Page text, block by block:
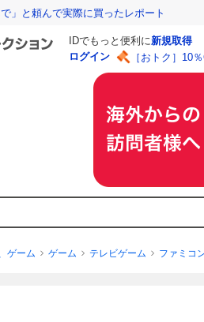
」と頼んで実際に買ったレポート
IDでもっと便利に新規取得
ログイン
［おトク］10
ゲーム ゲーム テレビゲーム ファミコ